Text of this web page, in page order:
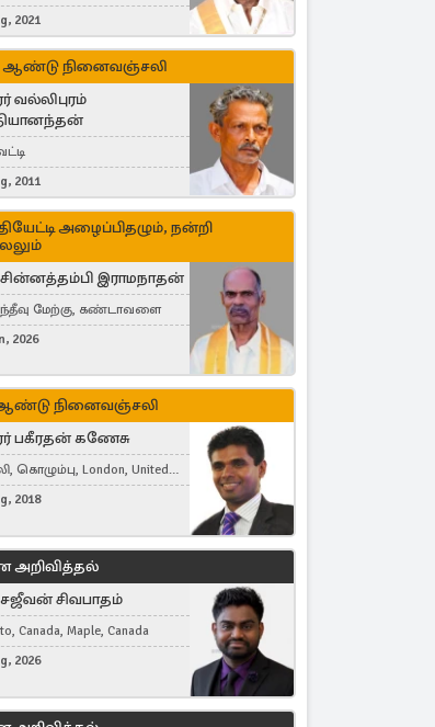
France
2021
ஆண்டு நினைவஞ்சலி
வல்லிபுரம்
2011
அழைப்பிதழும், நன்றி
சின்னத்தம்பி இராமநாதன்
மேற்கு, கண்டாவளை
2026
நினைவஞ்சலி
பகீரதன் கணேசு
கொழும்பு, London, United
2018
அறிவித்தல்
சஜீவன் சிவபாதம்
Canada, Maple, Canada
2026